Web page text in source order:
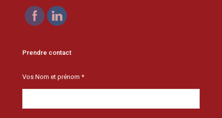
Prendre contact
Vos Nom et prénom *